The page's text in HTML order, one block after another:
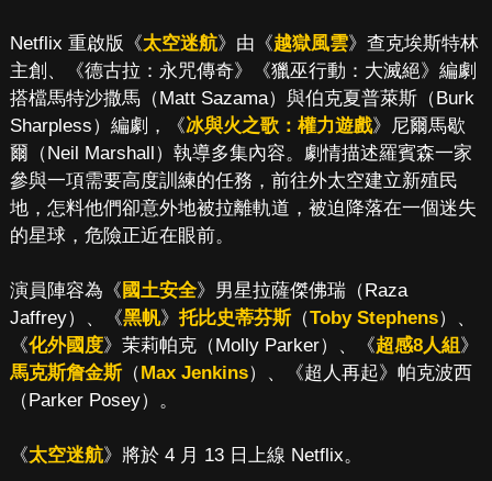
Netflix 重啟版《太空迷航》由《越獄風雲》查克埃斯特林
主創、《德古拉：永咒傳奇》《獵巫行動：大滅絕》編劇
搭檔馬特沙撒馬（Matt Sazama）與伯克夏普萊斯（Burk
Sharpless）編劇，《冰與火之歌：權力遊戲》尼爾馬歇
爾（Neil Marshall）執導多集內容。劇情描述羅賓森一家
參與一項需要高度訓練的任務，前往外太空建立新殖民
地，怎料他們卻意外地被拉離軌道，被迫降落在一個迷失
的星球，危險正近在眼前。
演員陣容為《 國土安全》男星拉薩傑佛瑞（Raza
Jaffrey）、《黑帆》 托比史蒂芬斯（Toby Stephens）、
《化外國度》茉莉帕克（Molly Parker）、《超感8人組 》
馬克斯詹金斯（Max Jenkins）、《超人再起》帕克波西
（Parker Posey）。
《太空迷航》將於 4 月 13 日上線 Netflix。